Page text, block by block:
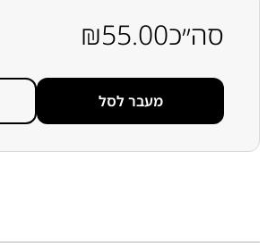
א
)
סה״כ ₪55.00
מעבר לסל